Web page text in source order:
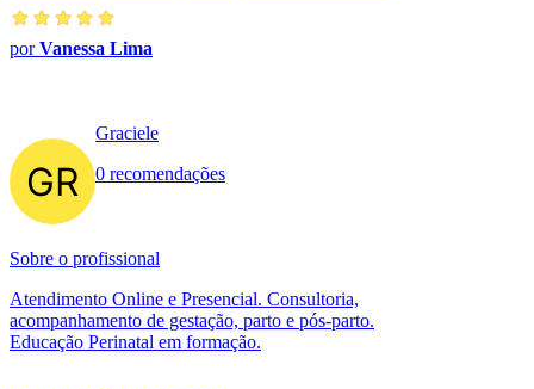
porVanessa Lima
Graciele
0 recomendações
Sobre o profissional
Atendimento Online e Presencial. Consultoria,
acompanhamento de gestação, parto e pós-parto.
Educação Perinatal em formação.